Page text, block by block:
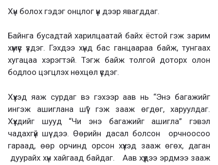
Хүн болох гэдэг онцлог үүн дээр явагддаг.
Байнга бусадтай харилцаатай байх ёстой гэж зарим
хүмүүс үздэг. Гэхдээ хүнд бас ганцаараа байж, тунгаах
хугацаа хэрэгтэй. Тэгж байж толгой доторх олон
бодлоо цэгцлэх нөхцөл үүсдэг.
Хүүхэд яаж сурдаг вэ гэхээр аав нь “Энэ багажийг
ингэж ашиглана шүү” гэж зааж өгдөг, харуулдаг.
Хүүхдийг шууд “Чи энэ багажийг ашигла” гэвэл
чадахгүй шүү дээ. Өөрийн дасал болсон орчноосоо
гараад, өөр орчинд орсон хүүхэд зааж өгөх, даган
дуурайх хүн хайгаад байдаг. Аав хүүдээ эрдмээ зааж